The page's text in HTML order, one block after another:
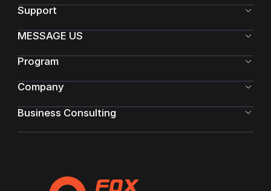
Support
MESSAGE US
Program
Company
Business Consulting